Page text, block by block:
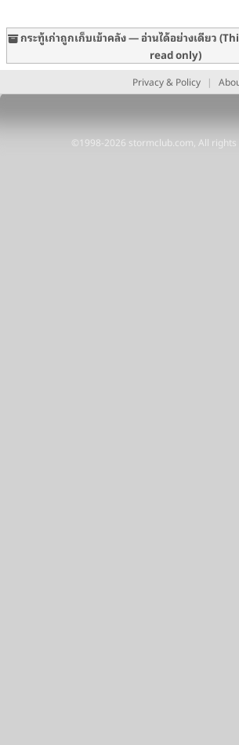
กระทู้เก่าถูกเก็บเข้าคลัง — อ่านได้อย่างเดียว
read only)
Privacy & Policy |
©1998-2026 stormclub.com, All rights